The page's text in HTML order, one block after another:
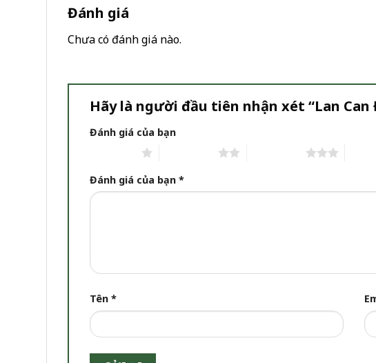
Đánh giá
Chưa có đánh giá nào.
Hãy là người đầu tiên nhận xét “Lan Can
Đánh giá của bạn
Đánh giá của bạn *
Tên *